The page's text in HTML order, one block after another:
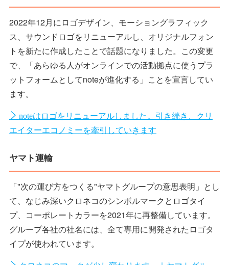
2022年12月にロゴデザイン、モーショングラフィック
ス、サウンドロゴをリニューアルし、オリジナルフォン
トを新たに作成したことで話題になりました。この変更
で、「あらゆる人がオンラインでの活動拠点に使うプラ
ットフォームとしてnoteが進化する」ことを宣言してい
ます。
noteはロゴをリニューアルしました。引き続き、クリ
エイターエコノミーを牽引していきます
ヤマト運輸
「"次の運び方をつくる"ヤマトグループの意思表明」とし
て、なじみ深いクロネコのシンボルマークとロゴタイ
プ、コーポレートカラーを2021年に再整備しています。
グループ各社の社名には、全て専用に開発されたロゴタ
イプが使われています。